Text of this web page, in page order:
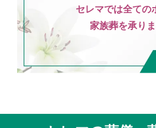
セレマでは全ての
家族葬を承りま